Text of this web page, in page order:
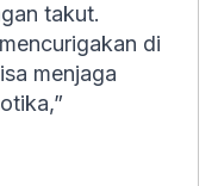
takut.
di
menjaga